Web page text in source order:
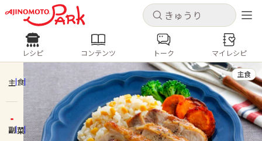
キャンセル
ログインするとレシピを保存できます
ログイン 新規登録
ホーム
キャンセル
レシピ コンテンツ
人気の食材・レシピ
きゅうり なす トマト
とうもろこし
レシピ コンテンツ トーク マイレシピ
主食
副菜
主食